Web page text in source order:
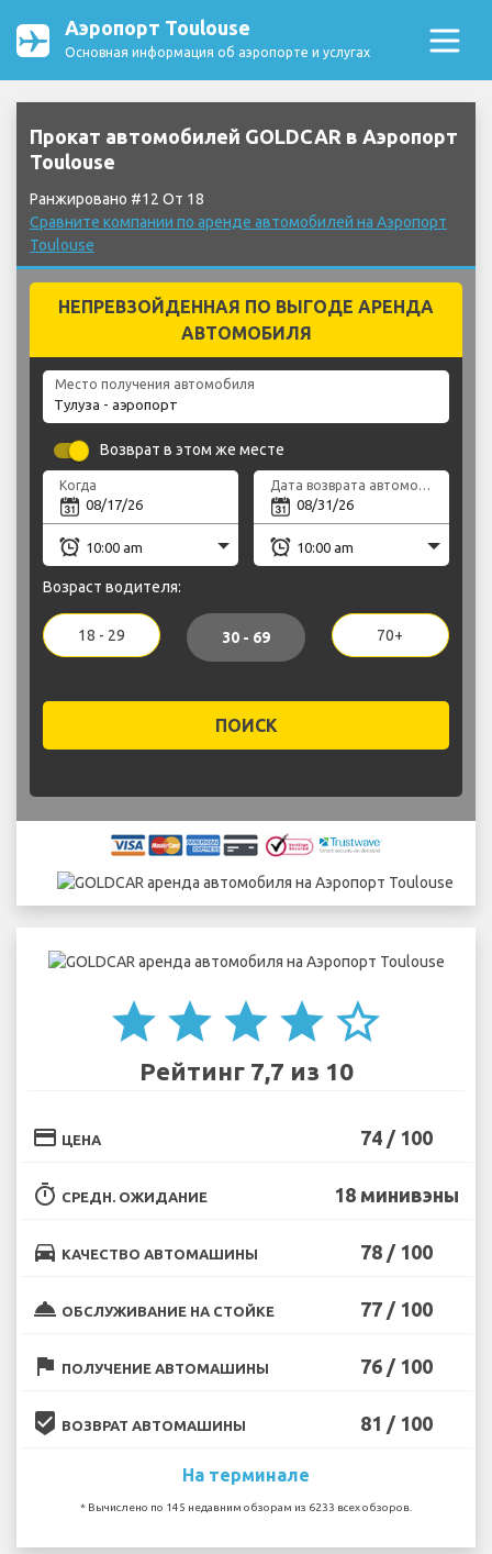
Аэропорт Toulouse
Основная информация об аэропорте и услугах
Прокат автомобилей GOLDCAR в Аэропорт
Toulouse
Ранжировано #12 От 18
Сравните компании по аренде автомобилей на Аэропорт
Toulouse
НЕПРЕВЗОЙДЕННАЯ ПО ВЫГОДЕ АРЕНДА
АВТОМОБИЛЯ
Место получения автомобиля
Возврат в этом же месте
Когда Дата возврата автомобиля
Возраст водителя:
18 - 29 30 - 69 70+
ПОИСК
star star star star star_border
Рейтинг 7,7 из 10
credit_card ЦЕНА 74 / 100
timer СРЕДН. ОЖИДАНИЕ 18 минивэны
directions_car КАЧЕСТВО АВТОМАШИНЫ 78 / 100
room_service ОБСЛУЖИВАНИЕ НА СТОЙКЕ 77 / 100
flag ПОЛУЧЕНИЕ АВТОМАШИНЫ 76 / 100
beenhere ВОЗВРАТ АВТОМАШИНЫ 81 / 100
На терминале
* Вычислено по 145 недавним обзорам из 6233 всех обзоров.